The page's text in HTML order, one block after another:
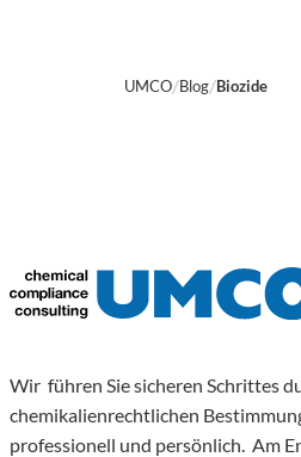
UMCO Blog Biozide
Wir führen Sie sicheren Schrittes
chemikalienrechtlichen
professionell und persönlich. Am